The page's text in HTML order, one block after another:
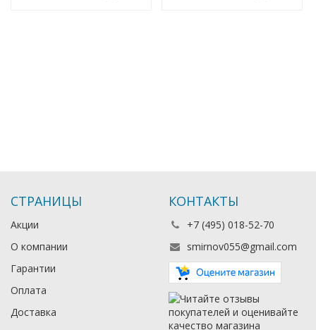
СТРАНИЦЫ
Акции
О компании
Гарантии
Оплата
Доставка
КОНТАКТЫ
+7 (495) 018-52-70
smirnov055@gmail.com